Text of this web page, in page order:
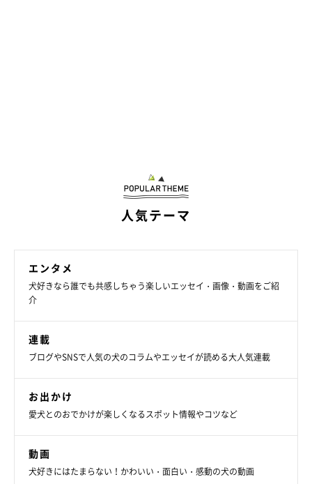
人気テーマ
エンタメ
犬好きなら誰でも共感しちゃう楽しいエッセイ・画像・動画をご紹
介
連載
ブログやSNSで人気の犬のコラムやエッセイが読める大人気連載
お出かけ
愛犬とのおでかけが楽しくなるスポット情報やコツなど
動画
犬好きにはたまらない！かわいい・面白い・感動の犬の動画